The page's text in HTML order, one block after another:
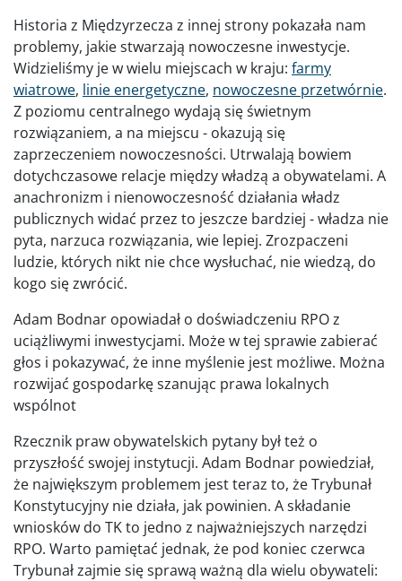
Historia z Międzyrzecza z innej strony pokazała nam
problemy, jakie stwarzają nowoczesne inwestycje.
Widzieliśmy je w wielu miejscach w kraju: farmy
wiatrowe, linie energetyczne, nowoczesne przetwórnie.
Z poziomu centralnego wydają się świetnym
rozwiązaniem, a na miejscu - okazują się
zaprzeczeniem nowoczesności. Utrwalają bowiem
dotychczasowe relacje między władzą a obywatelami. A
anachronizm i nienowoczesność działania władz
publicznych widać przez to jeszcze bardziej - władza nie
pyta, narzuca rozwiązania, wie lepiej. Zrozpaczeni
ludzie, których nikt nie chce wysłuchać, nie wiedzą, do
kogo się zwrócić.
Adam Bodnar opowiadał o doświadczeniu RPO z
uciążliwymi inwestycjami. Może w tej sprawie zabierać
głos i pokazywać, że inne myślenie jest możliwe. Można
rozwijać gospodarkę szanując prawa lokalnych
wspólnot
Rzecznik praw obywatelskich pytany był też o
przyszłość swojej instytucji. Adam Bodnar powiedział,
że największym problemem jest teraz to, że Trybunał
Konstytucyjny nie działa, jak powinien. A składanie
wniosków do TK to jedno z najważniejszych narzędzi
RPO. Warto pamiętać jednak, że pod koniec czerwca
Trybunał zajmie się sprawą ważną dla wielu obywateli: